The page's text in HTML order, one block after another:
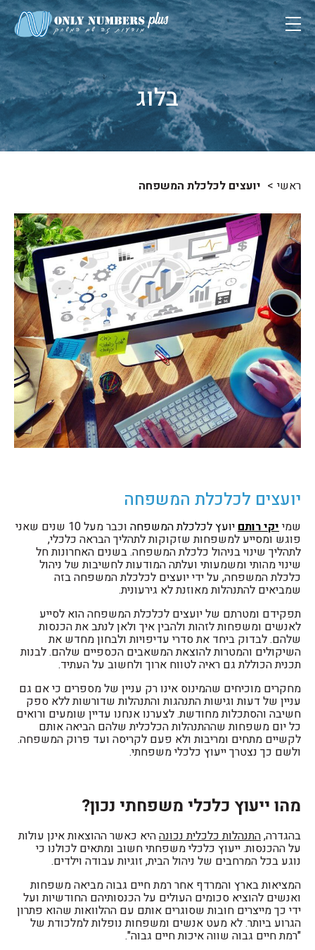
בלוג
ראשי יועצים לכלכלת המשפחה
יועצים לכלכלת המשפחה
שמייקי רותםיועץ לכלכלת המשפחה וכבר מעל 10 שנים שאני
פוגש ומסייע למשפחות שזקוקות לתהליך הבראה כלכלי,
לתהליך שינוי בניהול כלכלת המשפחה. בשנים האחרונות חל
שינוי מהותי ומשמעותי ועלתה המודעות לחשיבות של ניהול
כלכלת המשפחה, על ידי יועצים לכלכלת המשפחה בזה
שמביאים להתנהלות מאוזנת לא גירעונית.
תפקידם ומטרתם של יועצים לכלכלת המשפחה הוא לסייע
לאנשים ומשפחות לזהות ולהבין איך ולאן לנתב את הכנסות
שלהם. לבדוק ביחד את סדרי עדיפויות ולבחון מחדש את
השיקולים והמטרות להוצאת המשאבים הכספיים שלהם. לבנות
תכנית הכוללת גם ראיה לטווח ארוך ולחשוב על העתיד.
מחקרים מוכיחים שהמינוס אינו רק עניין של מספרים כי אם גם
עניין של דעות וגישות התנהגות והתנהלות שדורשות ללא ספק
חשיבה והסתכלות מחודשת. לצערנו אנחנו עדיין שומעים ורואים
כל יום משפחות שההתנהלות הכלכלית שלהם הביאה אותם
לקשיים מתחים ומריבות ולא פעם לקריסה ועד פרוק המשפחה.
ולשם כך נצטרך ייעוץ כלכלי משפחתי.
מהו ייעוץ כלכלי משפחתי נכון?
בהגדרה,התנהלות כלכלית נכונההיא כאשר ההוצאות אינן עולות
על ההכנסות. ייעוץ כלכלי משפחתי חשוב ומתאים לכולנו כי
נוגע בכל המרחבים של ניהול הבית, זוגיות עבודה וילדים.
המציאות בארץ והמרדף אחר רמת חיים גבוה מביאה משפחות
ואנשים להוציא סכומים העולים על הכנסותיהם החודשיות ועל
ידי כך מייצרים חובות שסוגרים אותם עם ההלוואות שהוא פתרון
הגרוע ביותר. לא מעט אנשים ומשפחות נופלות למלכודת של
"רמת חיים גבוה שווה איכות חיים גבוה".